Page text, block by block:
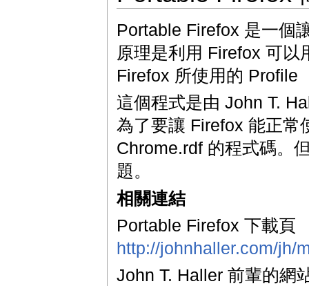
Portable Firefox 是一個
原理是利用 Firefox 可
Firefox 所使用的 Profile
這個程式是由 John T.
為了要讓 Firefox 能正常
Chrome.rdf 的程式碼。
題。
相關連結
Portable Firefox 下載頁
http://johnhaller.com/jh/
John T. Haller 前輩的網